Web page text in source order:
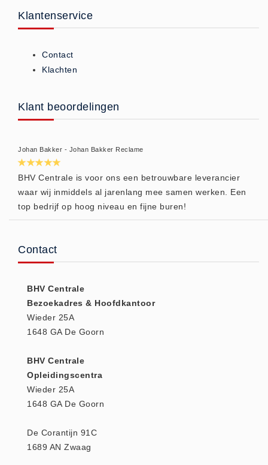
Brandwondmaterialen -
Algemeen (9)
CO2 meters (0)
COVID-19 artikelen (0)
COVID-19 artikelen
Drogisterij
Desinfectants (6)
Geneesmiddelen (0)
Huidverzorging (5)
Overige (1)
Spieren en gewrichten (0)
Vitamines en mineralen (0)
Eerste Hulp Paneel
Eerste Hulp Paneel (0)
Evacuatie (19)
Noodkoffer (0)
Noodverlichting (1)
Zaklampen (9)
Klantenservice
Contact
Klachten
Klant beoordelingen
Johan Bakker - Johan Bakker Reclame
BHV Centrale is voor ons een betrouwbare leverancier
waar wij inmiddels al jarenlang mee samen werken. Een
top bedrijf op hoog niveau en fijne buren!
Contact
BHV Centrale
Bezoekadres & Hoofdkantoor
Wieder 25A
1648 GA De Goorn
BHV Centrale
Opleidingscentra
Wieder 25A
1648 GA De Goorn
De Corantijn 91C
1689 AN Zwaag